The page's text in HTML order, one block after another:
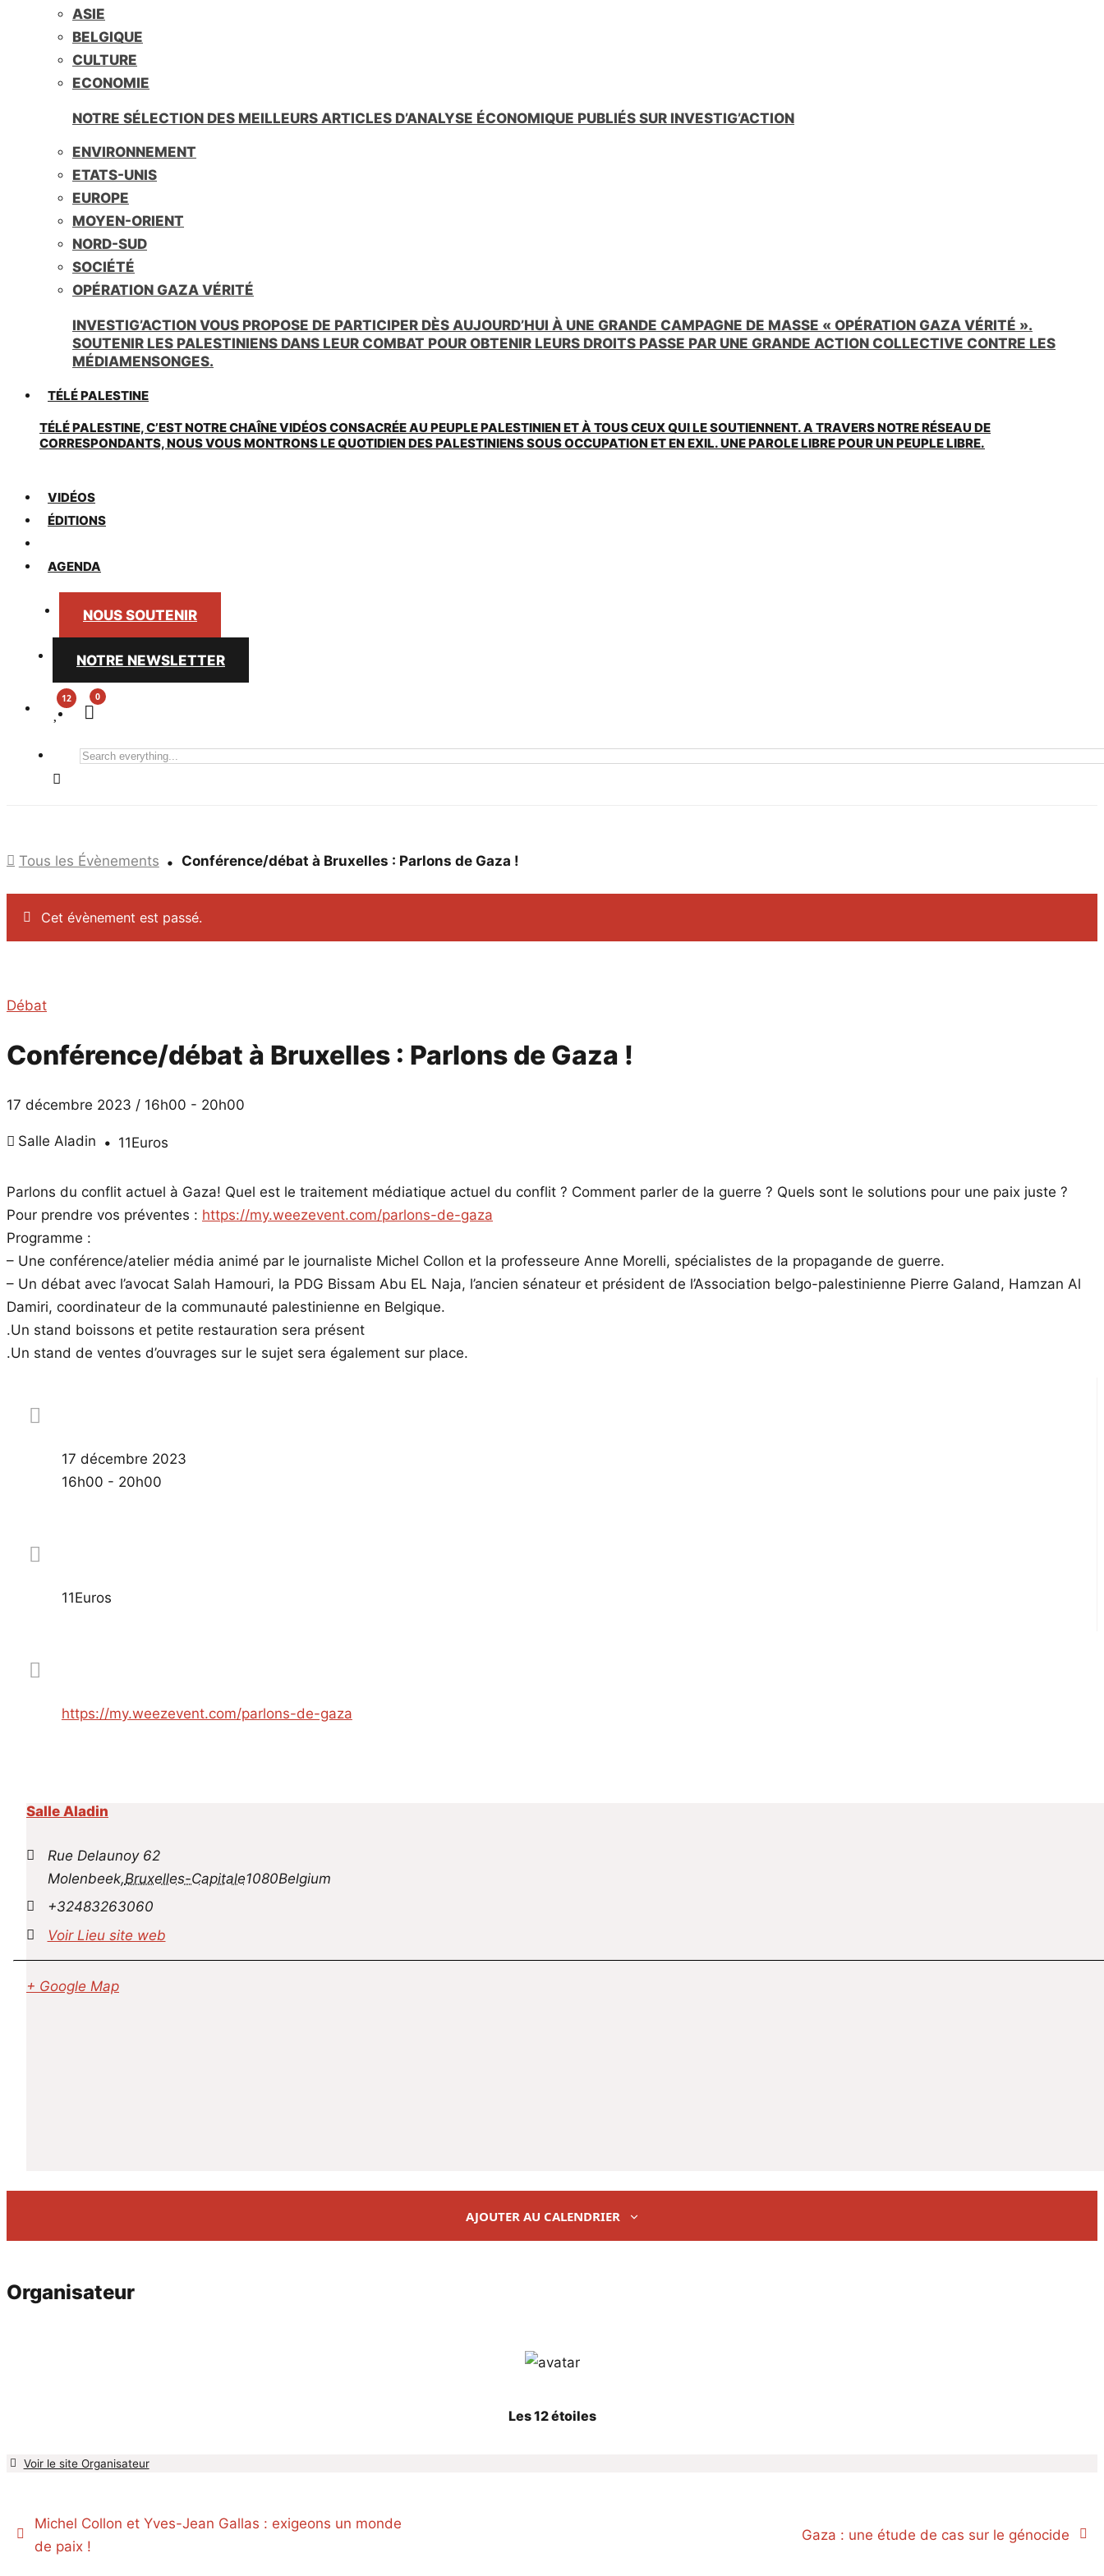
ASIE
BELGIQUE
CULTURE
ECONOMIE
NOTRE SÉLECTION DES MEILLEURS ARTICLES D’ANALYSE ÉCONOMIQUE PUBLIÉS SUR INVESTIG’ACTION
ENVIRONNEMENT
ETATS-UNIS
EUROPE
MOYEN-ORIENT
NORD-SUD
SOCIÉTÉ
OPÉRATION GAZA VÉRITÉ
INVESTIG’ACTION VOUS PROPOSE DE PARTICIPER DÈS AUJOURD’HUI À UNE GRANDE CAMPAGNE DE MASSE « OPÉRATION GAZA VÉRITÉ ».
SOUTENIR LES PALESTINIENS DANS LEUR COMBAT POUR OBTENIR LEURS DROITS PASSE PAR UNE GRANDE ACTION COLLECTIVE CONTRE LES
MÉDIAMENSONGES.
TÉLÉ PALESTINE
TÉLÉ PALESTINE, C’EST NOTRE CHAÎNE VIDÉOS CONSACRÉE AU PEUPLE PALESTINIEN ET À TOUS CEUX QUI LE SOUTIENNENT. A TRAVERS NOTRE RÉSEAU DE
CORRESPONDANTS, NOUS VOUS MONTRONS LE QUOTIDIEN DES PALESTINIENS SOUS OCCUPATION ET EN EXIL. UNE PAROLE LIBRE POUR UN PEUPLE LIBRE.
VIDÉOS
ÉDITIONS
AGENDA
NOUS SOUTENIR
NOTRE NEWSLETTER
0
Search
Tous les Évènements Conférence/débat à Bruxelles : Parlons de Gaza !
Cet évènement est passé.
Débat
Conférence/débat à Bruxelles : Parlons de Gaza !
17 décembre 2023 / 16h00 - 20h00
Salle Aladin 11Euros
Parlons du conflit actuel à Gaza! Quel est le traitement médiatique actuel du conflit ? Comment parler de la guerre ? Quels sont le solutions pour une paix juste ?
Pour prendre vos préventes : https://my.weezevent.com/parlons-de-gaza
Programme :
– Une conférence/atelier média animé par le journaliste Michel Collon et la professeure Anne Morelli, spécialistes de la propagande de guerre.
– Un débat avec l’avocat Salah Hamouri, la PDG Bissam Abu EL Naja, l’ancien sénateur et président de l’Association belgo-palestinienne Pierre Galand, Hamzan Al
Damiri, coordinateur de la communauté palestinienne en Belgique.
.Un stand boissons et petite restauration sera présent
.Un stand de ventes d’ouvrages sur le sujet sera également sur place.
17 décembre 2023
16h00 - 20h00
11Euros
https://my.weezevent.com/parlons-de-gaza
Salle Aladin
Rue Delaunoy 62
Molenbeek,Bruxelles-Capitale1080Belgium
+32483263060
Voir Lieu site web
+ Google Map
AJOUTER AU CALENDRIER
Organisateur
Les 12 étoiles
Voir le site Organisateur
Évènement
Michel Collon et Yves-Jean Gallas : exigeons un monde
de paix !
Gaza : une étude de cas sur le génocide